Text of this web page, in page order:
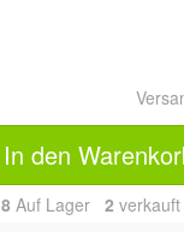
In den
8 Auf Lager 2 verkauft